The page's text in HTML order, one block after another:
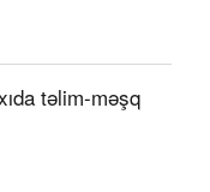
təlim-məşq